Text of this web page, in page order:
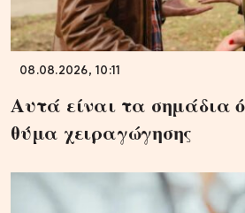
08.08.2026, 10:11
Αυτά είναι τα σημάδια
θύμα χειραγώγησης